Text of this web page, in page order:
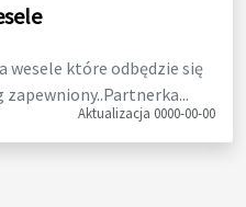
wesele które odbędzie się
zapewniony..Partnerka...
Aktualizacja 0000-00-00